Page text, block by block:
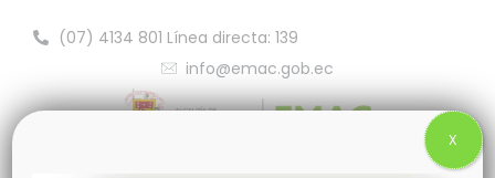
info@emac.gob.ec
(07) 4134 801 Línea directa: 139
X